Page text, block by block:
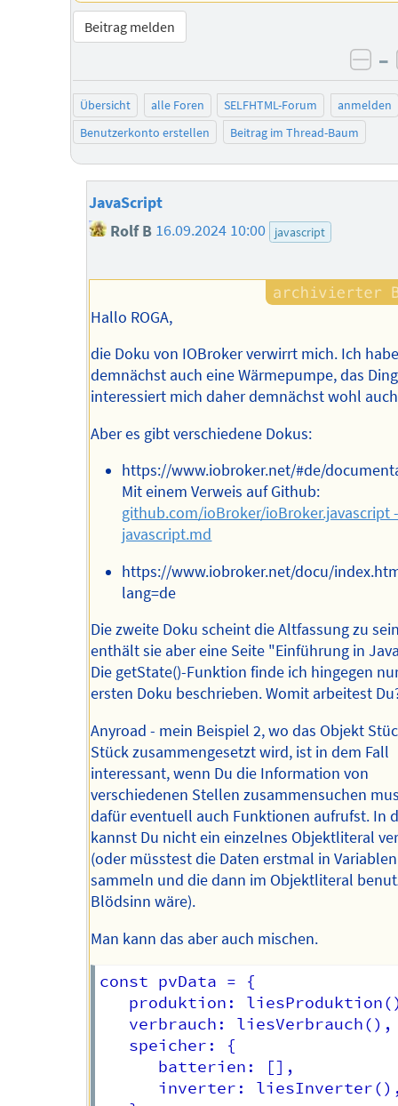
Beitrag melden
–
Übersicht alle Foren SELFHTML-Forum
anmelden
Benutzerkonto erstellen
Beitrag im Thread-Baum
JavaScript
Rolf B 16.09.2024 10:00 javascript
Hallo ROGA,
die Doku von IOBroker verwirrt mich. Ich habe
demnächst auch eine Wärmepumpe, das Ding
interessiert mich daher demnächst wohl
Aber es gibt verschiedene Dokus:
https://www.iobroker.net/#de/
Mit einem Verweis auf Github:
github.com/ioBroker/ioBroker.javascript
javascript.md
https://www.iobroker.net/docu/
lang=de
Die zweite Doku scheint die Altfassung zu
enthält sie aber eine Seite "Einführung in
Die getState()-Funktion finde ich hingegen
ersten Doku beschrieben. Womit arbeitest
Anyroad - mein Beispiel 2, wo das Objekt
Stück zusammengesetzt wird, ist in dem Fall
interessant, wenn Du die Information von
verschiedenen Stellen zusammensuchen
dafür eventuell auch Funktionen aufrufst. In
kannst Du nicht ein einzelnes Objektliteral
(oder müsstest die Daten erstmal in Variablen
sammeln und die dann im Objektliteral
Blödsinn wäre).
Man kann das aber auch mischen.
const pvData = {
produktion:
   verbrauch: liesVerbrauch(),
   speicher: {
      batterien: [],
inverter: